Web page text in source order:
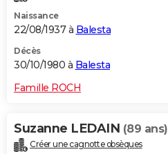
Naissance
22/08/1937 à Balesta
Décès
30/10/1980 à Balesta
Famille ROCH
Suzanne LEDAIN (89 ans)
Créer une cagnotte obsèques